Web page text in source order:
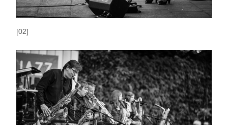
[02]